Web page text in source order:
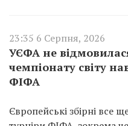
23:35 6 Серпня, 2026
УЄФА не
чемпіонату світу
ФІФА
Європейські збірні все